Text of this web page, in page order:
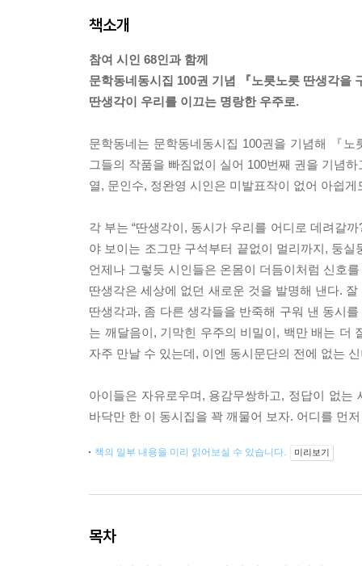
책소개
참여 시인 68인과 함께
문학동네동시집 100권 기념 『노릇노릇 딴생각을
딴생각이 우리를 이끄는 명랑한 우주로.
문학동네는 문학동네동시집 100권을 기념해 『
그들의 작품을 빠짐없이 실어 100번째 권을 기념
열, 문인수, 정완영 시인은 미발표작이 없어 아쉽
각 부는 “딴생각이, 동시가 우리를 어디로 데려갈
야 보이는 조그만 구석부터 끝없이 멀리까지, 둥
언제나 그렇듯 시인들은 온몸이 더듬이처럼 신호
딴생각은 세상에 없던 새로운 것을 발명해 낸다.
딴생각과, 좀 다른 생각들을 반죽해 구워 낸 동시
는 깨달음이, 기막힌 우주의 비밀이, 백만 배는 더
자주 만날 수 있는데, 이엔 동시문단의 전에 없는
아이들은 자유로우며, 용감무쌍하고, 정답이 없
바닥만 한 이 동시집을 꽉 깨물어 보자. 어디를 먼
책의 일부 내용을 미리 읽어보실 수 있습니다. 미리보기
목차